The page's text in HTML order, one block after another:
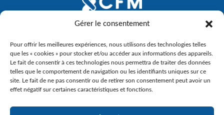
Gérer le consentement
Pour offrir les meilleures expériences, nous utilisons des technologies telles
que les « cookies » pour stocker et/ou accéder aux informations des appareils.
Le fait de consentir à ces technologies nous permettra de traiter des données
telles que le comportement de navigation ou les identifiants uniques sur ce
site. Le fait de ne pas consentir ou de retirer son consentement peut avoir un
effet négatif sur certaines caractéristiques et fonctions.